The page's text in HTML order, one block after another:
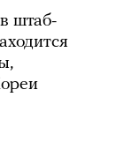
штаб-